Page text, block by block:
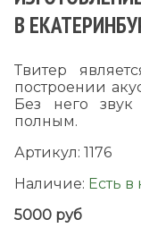
В
Твитер
построении
Без него
полным.
Артикул: 1176
Наличие: Есть
5000 руб